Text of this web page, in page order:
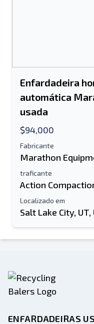
Enfardadeira
automática
usada
$94,000
Fabricante
Marathon
traficante
Action
Localizado em
Salt Lake City, UT,
ENFARDADEIRAS